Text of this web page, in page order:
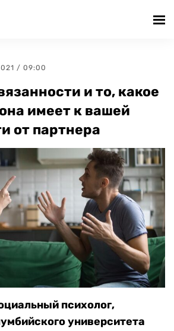
/ 09:00
и то, какое
имеет к вашей
от партнера
психолог,
университета